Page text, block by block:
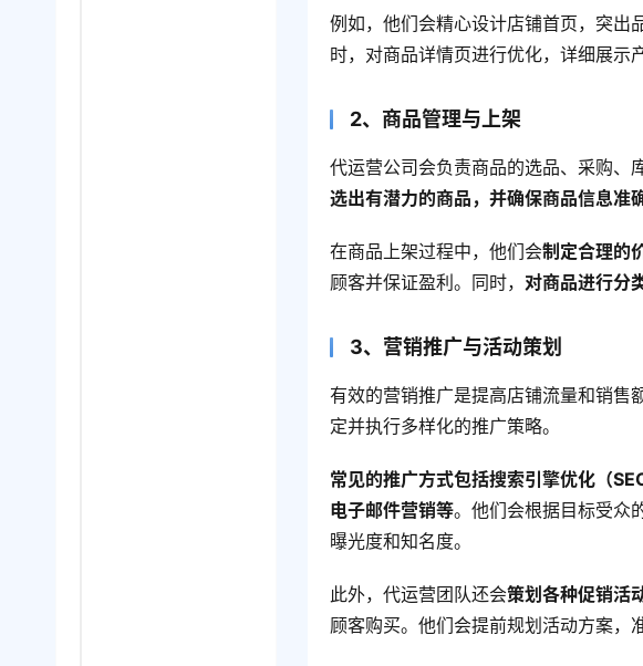
例如，他们会精心设计店铺首页，突出
时，对商品详情页进行优化，详细展示
2、商品管理与上架
代运营公司会负责商品的选品、采购、
选出有潜力的商品，并确保商品信息准
在商品上架过程中，他们会制定合理的
顾客并保证盈利。同时， 对商品进行分
3、营销推广与活动策划
有效的营销推广是提高店铺流量和销售
定并执行多样化的推广策略。
常见的推广方式包括搜索引擎优化（
电子邮件营销等。他们会根据目标受众
曝光度和知名度。
此外，代运营团队还会策划各种促销活
顾客购买。他们会提前规划活动方案，